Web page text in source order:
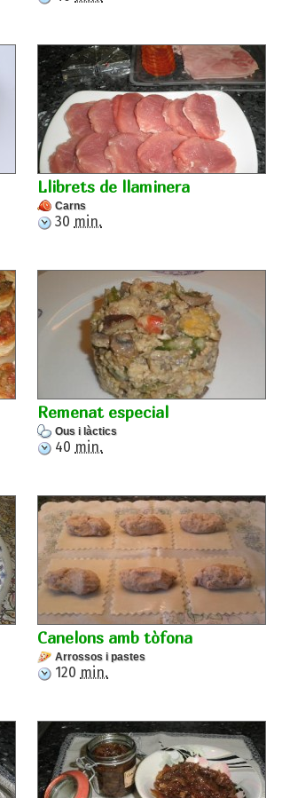
Llibrets de llaminera
Carns
30 min.
Remenat especial
Ous i làctics
40 min.
Canelons amb tòfona
Arrossos i pastes
120 min.